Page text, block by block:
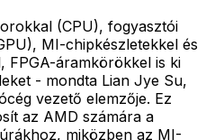
(CPU), fogyasztói
MI-chipkészletekkel és
FPGA-áramkörökkel is ki
- mondta Lian Jye Su,
vezető elemzője. Ez
az AMD számára a
miközben az MI-